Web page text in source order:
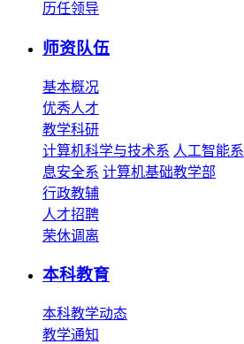
历任领导
师资队伍
基本概况
优秀人才
教学科研
计算机科学与技术系 人工智能系
息安全系 计算机基础教学部
行政教辅
人才招聘
荣休调离
本科教育
本科教学动态
教学通知